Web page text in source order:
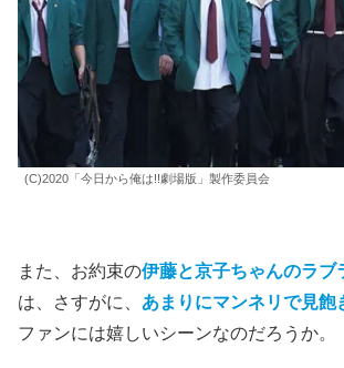
(C)2020「今日から俺は!!劇場版」製作委員会
また、お約束の伊藤と京子ちゃんのラブ
は、さすがに、 あまりにマンネリで見飽
ファンには嬉しいシーンなのだろうか。